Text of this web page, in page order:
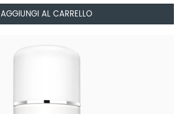
AGGIUNGI AL CARRELLO